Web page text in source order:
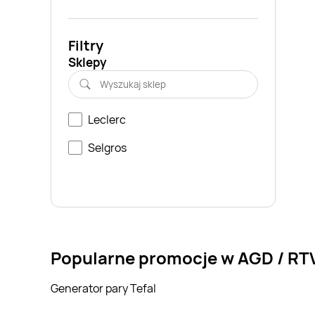
Filtry
Sklepy
Leclerc
Selgros
Popularne promocje w AGD /
Generator pary Tefal